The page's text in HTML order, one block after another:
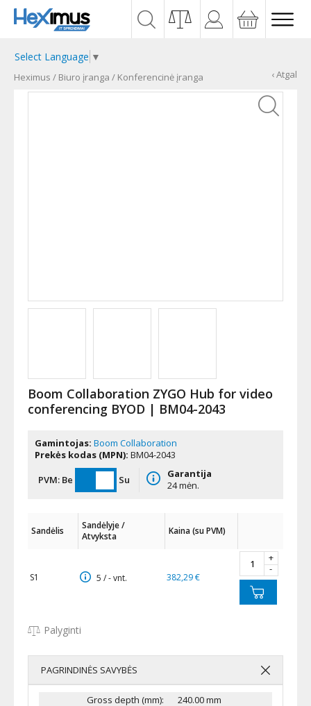
Select Language ▼
Heximus / Biuro įranga / Konferencinė įranga ‹ Atgal
Boom Collaboration ZYGO Hub for video
conferencing BYOD | BM04-2043
Gamintojas: Boom Collaboration
Prekės kodas (MPN): BM04-2043
PVM: Be Su
Garantija
24 mėn.
Sandėlis
Sandėlyje /
Atvyksta
Kaina (su PVM)
S1 5 / - vnt. 382,29 €
+
-
Palyginti
PAGRINDINĖS SAVYBĖS
Gross depth (mm):
240.00 mm